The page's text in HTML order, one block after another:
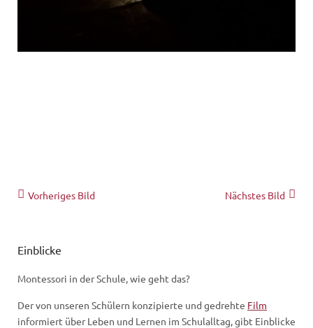
Nächstes Bild
Vorheriges Bild
Einblicke
Montessori in der Schule, wie geht das?
Der von unseren Schülern konzipierte und gedrehte Film
informiert über Leben und Lernen im Schulalltag, gibt Einblicke